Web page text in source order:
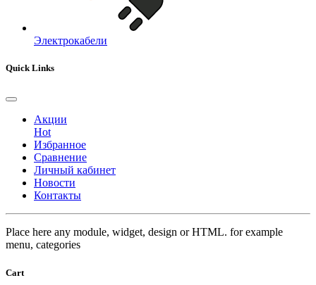
Электрокабели
Quick Links
Акции
Hot
Избранное
Сравнение
Личный кабинет
Новости
Контакты
Place here any module, widget, design or HTML. for example
menu, categories
Cart